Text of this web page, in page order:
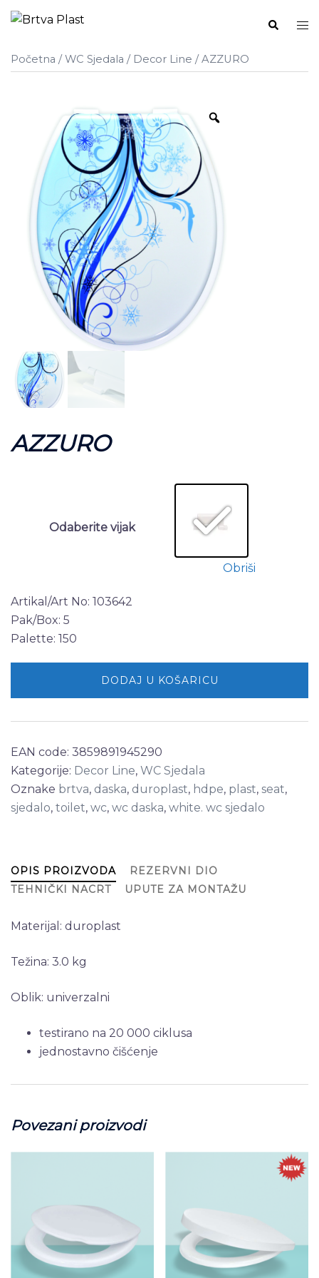
Skip
to
Search
Početna /WC Sjedala / Decor Line / AZZURO
AZZURO
Odaberite vijak
Obriši
Artikal/Art No: 103642
Pak/Box: 5
Palette: 150
DODAJ U KOŠARICU
EAN code: 3859891945290
Kategorije: Decor Line, WC Sjedala
Oznake brtva, daska, duroplast, hdpe, plast, seat,
sjedalo, toilet, wc, wc daska, white. wc sjedalo
OPIS PROIZVODA
REZERVNI DIO
TEHNIČKI NACRT
UPUTE ZA MONTAŽU
Materijal: duroplast
Težina: 3.0 kg
Oblik: univerzalni
testirano na 20 000 ciklusa
jednostavno čišćenje
Povezani proizvodi